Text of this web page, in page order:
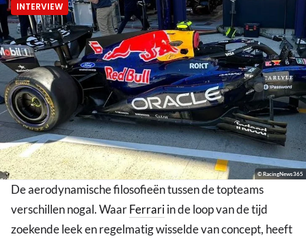
INTERVIEW
© RacingNews365
De aerodynamische filosofieën tussen de topteams
verschillen nogal. WaarFerrariin de loop van de tijd
zoekende leek en regelmatig wisselde van concept, heeft